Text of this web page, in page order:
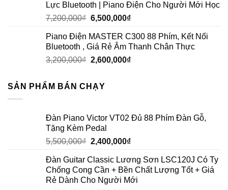
Lực Bluetooth | Piano Điện Cho Người Mới Học
7,200,000₫ 6,500,000₫
Piano Điện MASTER C300 88 Phím, Kết Nối
Bluetooth , Giá Rẻ Âm Thanh Chân Thực
3,200,000₫ 2,600,000₫
SẢN PHẨM BÁN CHẠY
Đàn Piano Victor VT02 Đủ 88 Phím Đàn Gỗ,
Tặng Kèm Pedal
5,500,000₫ 2,400,000₫
Đàn Guitar Classic Lương Sơn LSC120J Có Ty
Chống Cong Cần + Bền Chất Lượng Tốt + Giá
Rẻ Dành Cho Người Mới